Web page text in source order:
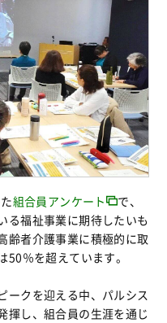
組合員アンケート
で、
る福祉事業に期待したいも
齢者介護事業に積極的に取
50％を超えています。
ークを迎える中、パルシス
揮し、組合員の生涯を通じ